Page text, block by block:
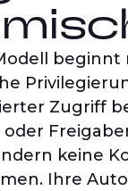
Zugriff
keine
Ihre